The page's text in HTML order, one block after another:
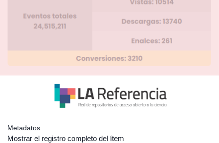
Metadatos
Mostrar el registro completo del ítem